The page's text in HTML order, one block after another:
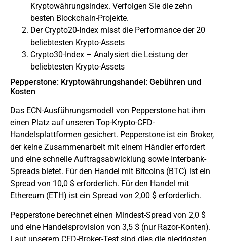
Kryptowährungsindex. Verfolgen Sie die zehn
besten Blockchain-Projekte.
Der Crypto20-Index misst die Performance der 20
beliebtesten Krypto-Assets
Crypto30-Index – Analysiert die Leistung der
beliebtesten Krypto-Assets
Pepperstone: Kryptowährungshandel: Gebühren und
Kosten
Das ECN-Ausführungsmodell von Pepperstone hat ihm
einen Platz auf unseren Top-Krypto-CFD-
Handelsplattformen gesichert. Pepperstone ist ein Broker,
der keine Zusammenarbeit mit einem Händler erfordert
und eine schnelle Auftragsabwicklung sowie Interbank-
Spreads bietet. Für den Handel mit Bitcoins (BTC) ist ein
Spread von 10,0 $ erforderlich. Für den Handel mit
Ethereum (ETH) ist ein Spread von 2,00 $ erforderlich.
Pepperstone berechnet einen Mindest-Spread von 2,0 $
und eine Handelsprovision von 3,5 $ (nur Razor-Konten).